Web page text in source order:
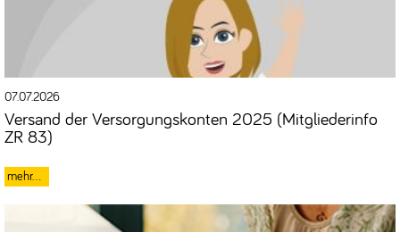
07.07.2026
Versand der Versorgungskonten 2025 (Mitgliederinfo
ZR 83)